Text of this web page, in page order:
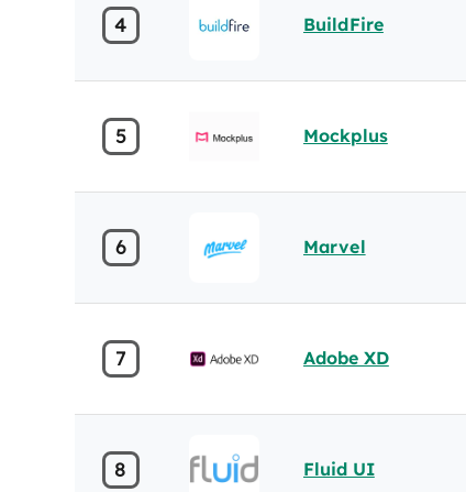
4 BuildFire
5 Mockplus
6 Marvel
7 Adobe XD
8 Fluid UI